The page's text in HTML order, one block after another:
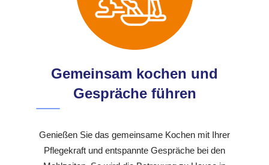
Gemeinsam kochen und
Gespräche führen
Genießen Sie das gemeinsame Kochen mit Ihrer
Pflegekraft und entspannte Gespräche bei den